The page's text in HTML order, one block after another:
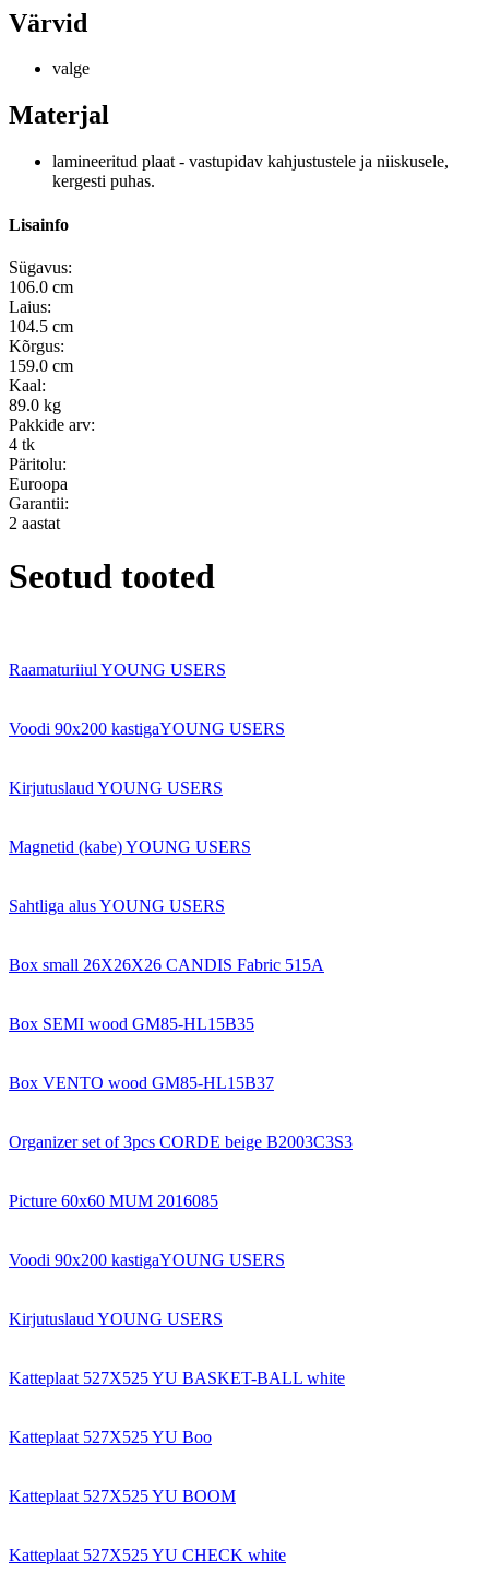
Värvid
valge
Materjal
lamineeritud plaat - vastupidav kahjustustele ja niiskusele,
kergesti puhas.
Lisainfo
Sügavus:
106.0 cm
Laius:
104.5 cm
Kõrgus:
159.0 cm
Kaal:
89.0 kg
Pakkide arv:
4 tk
Päritolu:
Euroopa
Garantii:
2 aastat
Seotud tooted
Raamaturiiul YOUNG USERS
Voodi 90x200 kastigaYOUNG USERS
Kirjutuslaud YOUNG USERS
Magnetid (kabe) YOUNG USERS
Sahtliga alus YOUNG USERS
Box small 26X26X26 CANDIS Fabric 515A
Box SEMI wood GM85-HL15B35
Box VENTO wood GM85-HL15B37
Organizer set of 3pcs CORDE beige B2003C3S3
Picture 60x60 MUM 2016085
Voodi 90x200 kastigaYOUNG USERS
Kirjutuslaud YOUNG USERS
Katteplaat 527X525 YU BASKET-BALL white
Katteplaat 527X525 YU Boo
Katteplaat 527X525 YU BOOM
Katteplaat 527X525 YU CHECK white